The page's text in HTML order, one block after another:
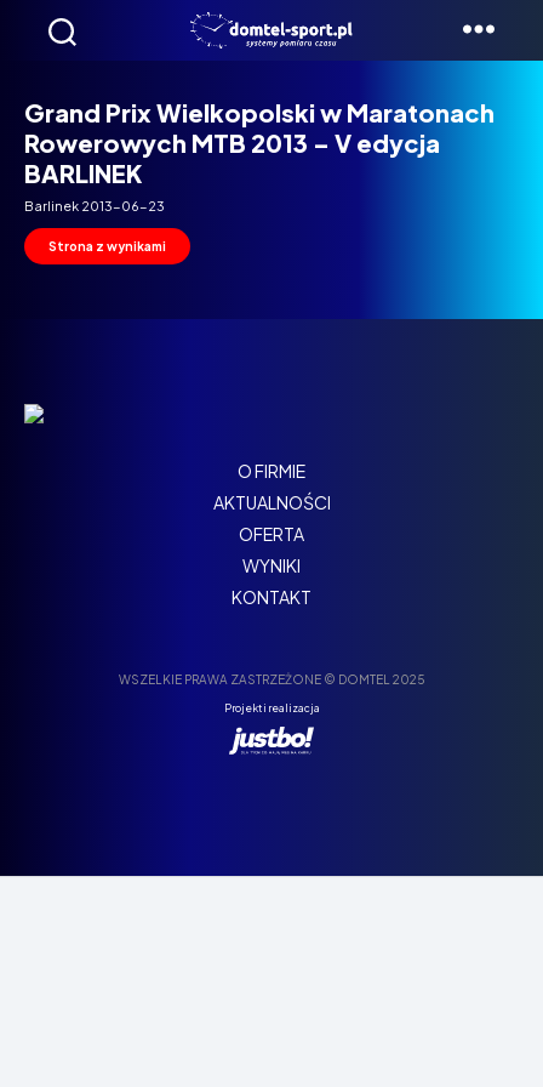
Domtel
Grand Prix Wielkopolski w Maratonach
Rowerowych MTB 2013 – V edycja
BARLINEK
Barlinek 2013-06-23
Strona z wynikami
O FIRMIE
AKTUALNOŚCI
OFERTA
WYNIKI
KONTAKT
WSZELKIE PRAWA ZASTRZEŻONE © DOMTEL 2025
Projekt i realizacja